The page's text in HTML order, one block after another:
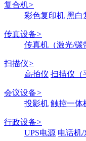
复合机>
彩色复印机 黑白
传真设备>
传真机（激光/碳
扫描仪>
高拍仪 扫描仪（
会议设备>
投影机 触控一体
行政设备>
UPS电源 电话机